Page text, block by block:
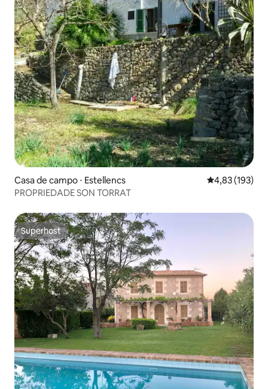
Casa de campo ⋅ Estellencs 4,83 de uma
4,83 (193)
PROPRIEDADE SON TORRAT
Superhost
Superhost